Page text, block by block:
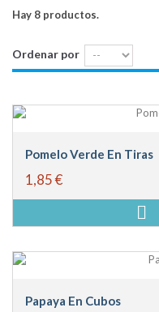
Hay 8 productos.
Ordenar por
Pomelo Verde En Tiras
1,85 €
Papaya En Cubos